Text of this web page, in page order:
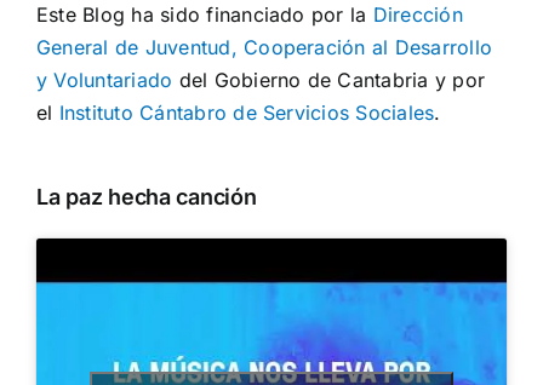
Este Blog ha sido financiado por la Dirección
General de Juventud, Cooperación al Desarrollo
y Voluntariado del Gobierno de Cantabria y por
el Instituto Cántabro de Servicios Sociales.
La paz hecha canción